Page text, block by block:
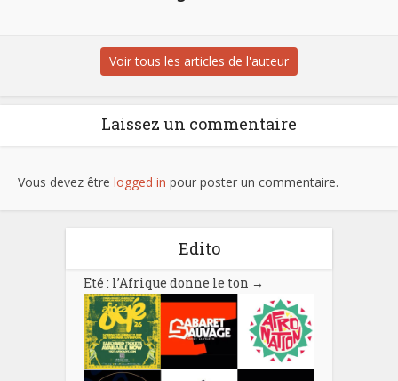
Voir tous les articles de l'auteur
Laissez un commentaire
Vous devez être logged in pour poster un commentaire.
Edito
Eté : l’Afrique donne le ton →